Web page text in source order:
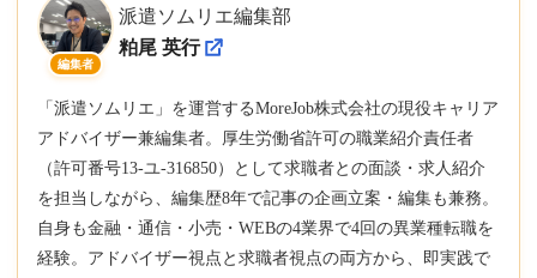
編集者
派遣ソムリエ編集部
粕尾 英行
「派遣ソムリエ」を運営するMoreJob株式会社の現役キャリア
アドバイザー兼編集者。厚生労働省許可の職業紹介責任者
（許可番号13-ユ-316850）として求職者との面談・求人紹介
を担当しながら、編集歴8年で記事の企画立案・編集も兼務。
自身も金融・通信・小売・WEBの4業界で4回の異業種転職を
経験。アドバイザー視点と求職者視点の両方から、即実践で